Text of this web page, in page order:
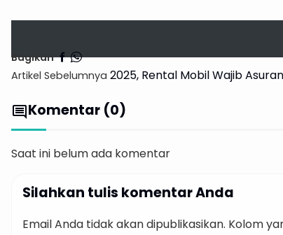
Bagikan
Artikel Sebelumnya 2025, Rental Mobil Wajib
commentKomentar (0)
Saat ini belum ada komentar
Silahkan tulis komentar Anda
Email Anda tidak akan dipublikasikan. Kolom